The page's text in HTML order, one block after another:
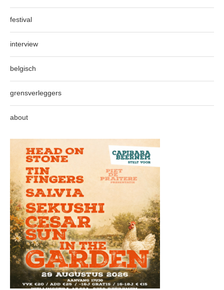
festival
interview
belgisch
grensverleggers
about